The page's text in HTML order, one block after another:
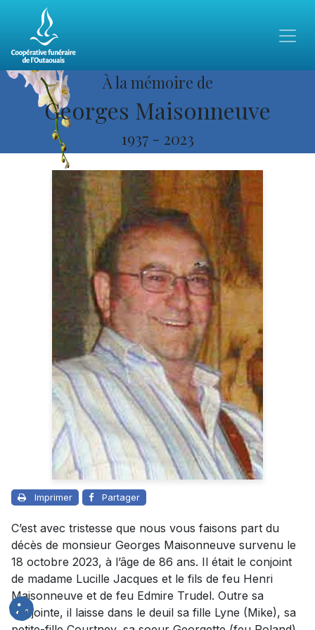
À la mémoire de
Georges Maisonneuve
1937 - 2023
Imprimer Partager
C’est avec tristesse que nous vous faisons part du
décès de monsieur Georges Maisonneuve survenu le
18 octobre 2023, à l’âge de 86 ans. Il était le conjoint
de madame Lucille Jacques et le fils de feu Henri
Maisonneuve et de feu Edmire Trudel. Outre sa
conjointe, il laisse dans le deuil sa fille Lyne (Mike), sa